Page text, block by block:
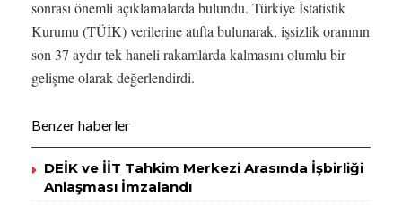
sonrası önemli açıklamalarda bulundu. Türkiye İstatistik
Kurumu (TÜİK) verilerine atıfta bulunarak, işsizlik oranının
son 37 aydır tek haneli rakamlarda kalmasını olumlu bir
gelişme olarak değerlendirdi.
Benzer haberler
DEİK ve İİT Tahkim Merkezi Arasında İşbirliği
Anlaşması İmzalandı